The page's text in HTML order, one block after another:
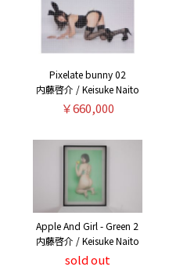
Pixelate bunny 02
内藤啓介 / Keisuke Naito
￥660,000
Apple And Girl - Green 2
内藤啓介 / Keisuke Naito
sold out